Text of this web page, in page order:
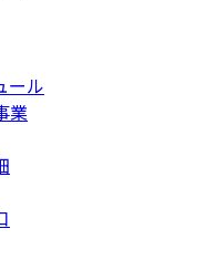
ール
業